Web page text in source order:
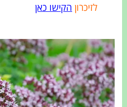
לזיכרון הקישו כאן